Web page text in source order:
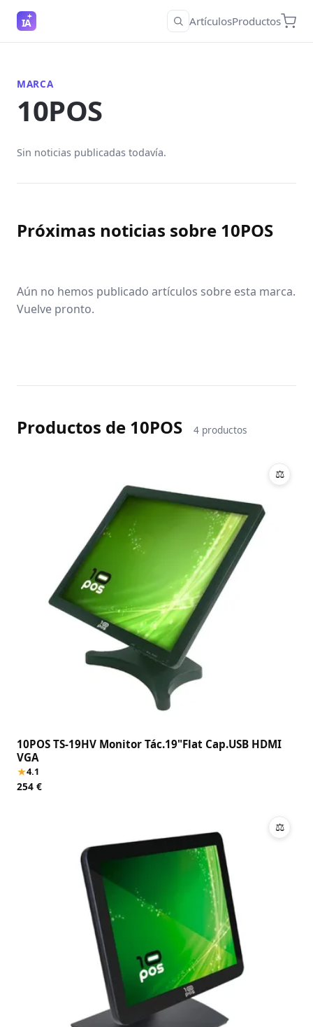
IA ArtículosProductos
MARCA
10POS
Sin noticias publicadas todavía.
Próximas noticias sobre 10POS
Aún no hemos publicado artículos sobre esta marca.
Vuelve pronto.
Productos de 10POS 4 productos
10POS TS-19HV Monitor Tác.19"Flat Cap.USB HDMI
VGA
★4.1
254 €
⚖
⚖